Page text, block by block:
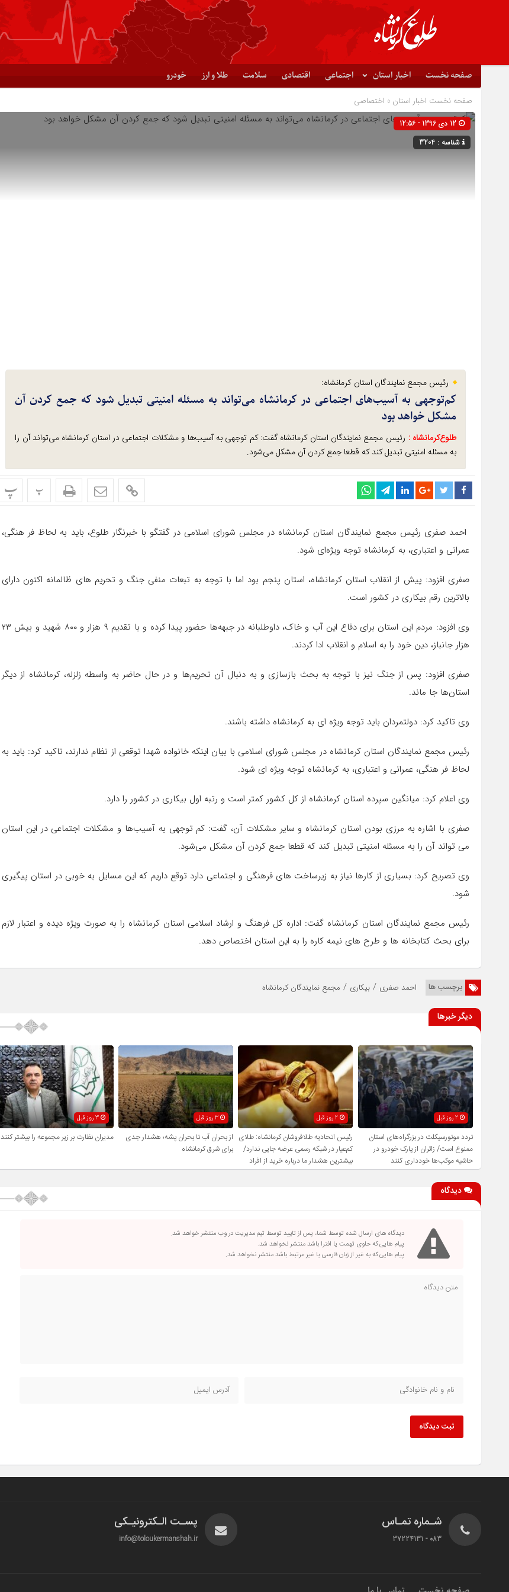
صفحه نخست اخبار استان اجتماعی اقتصادی سلامت طلا و ارز خودرو
صفحه نخست اخبار استان » اختصاصی
شناسه : 3204
رئیس مجمع نمایندگان استان کرمانشاه:
کم‌توجهی به آسیب‌های اجتماعی در کرمانشاه می‌تواند به مسئله امنیتی تبدیل شود که جمع کردن آن
مشکل خواهد بود
طلوع‌‌کرمانشاه : رئیس مجمع نمایندگان استان کرمانشاه گفت: کم توجهی به آسیب‌ها و مشکلات اجتماعی در استان کرمانشاه می‌تواند آن را
به مسئله امنیتی تبدیل کند که قطعا جمع کردن آن مشکل می‌شود.
پ پ
احمد صفری رئیس مجمع نمایندگان استان کرمانشاه در مجلس شورای اسلامی در گفتگو با خبرنگار طلوع، باید به لحاظ فر هنگی،
عمرانی و اعتباری، به کرمانشاه توجه ویژه‌ای شود.
صفری افزود: پیش از انقلاب استان کرمانشاه، استان پنجم بود اما با توجه به تبعات منفی جنگ و تحریم های ظالمانه اکنون دارای
بالاترین رقم بیکاری در کشور است.
وی افزود: مردم این استان برای دفاع این آب و خاک، داوطلبانه در جبهه‌ها حضور پیدا کرده و با تقدیم ۹ هزار و ۸۰۰ شهید و بیش ۲۳
هزار جانباز، دین خود را به اسلام و انقلاب ادا کردند.
صفری افزود: پس از جنگ نیز با توجه به بحث بازسازی و به دنبال آن تحریم‌ها و در حال حاضر به واسطه زلزله، کرمانشاه از دیگر
استان‌ها جا ماند.
وی تاکید کرد: دولتمردان باید توجه ویژه ای به کرمانشاه داشته باشند.
رئیس مجمع نمایندگان استان کرمانشاه در مجلس شورای اسلامی با بیان اینکه خانواده شهدا توقعی از نظام ندارند، تاکید کرد: باید به
لحاظ فر هنگی، عمرانی و اعتباری، به کرمانشاه توجه ویژه ای شود.
وی اعلام کرد: میانگین سپرده استان کرمانشاه از کل کشور کمتر است و رتبه اول بیکاری در کشور را دارد.
صفری با اشاره به مرزی بودن استان کرمانشاه و سایر مشکلات آن، گفت: کم توجهی به آسیب‌ها و مشکلات اجتماعی در این استان
می تواند آن را به مسئله امنیتی تبدیل کند که قطعا جمع کردن آن مشکل می‌شود.
وی تصریح کرد: بسیاری از کارها نیاز به زیرساخت های فرهنگی و اجتماعی دارد توقع داریم که این مسایل به خوبی در استان پیگیری
شود.
رئیس مجمع نمایندگان استان کرمانشاه گفت: اداره کل فرهنگ و ارشاد اسلامی استان کرمانشاه را به صورت ویژه دیده و اعتبار لازم
برای بحث کتابخانه ها و طرح های نیمه کاره را به این استان اختصاص دهد.
برچسب ها احمد صفری / بیکاری / مجمع نمایندگان کرمانشاه
دیگر خبرها
2 روز قبل
تردد موتورسیکلت در بزرگراه‌های استان
ممنوع است/ زائران از پارک خودرو در
حاشیه موکب‌ها خودداری کنند
2 روز قبل
رئیس اتحادیه طلافروشان کرمانشاه: طلای
کم‌عیار در شبکه رسمی عرضه جایی ندارد/
بیشترین هشدار ما درباره خرید از افراد
فاقد صلاحیت است
3 روز قبل
از بحران آب تا بحران پشه؛ هشدار جدی
برای شرق کرمانشاه
3 روز قبل
مدیران نظارت بر زیر مجموعه را بیشتر کنند
دیدگاه
دیدگاه های ارسال شده توسط شما، پس از تایید توسط تیم مدیریت در وب منتشر خواهد شد.
پیام هایی که حاوی تهمت یا افترا باشد منتشر نخواهد شد.
پیام هایی که به غیر از زبان فارسی یا غیر مرتبط باشد منتشر نخواهد شد.
ثبت دیدگاه
شـماره تمـاس
083 - 37224131
پسـت الـکترونیـکی
info@toloukermanshah.ir